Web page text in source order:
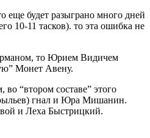
еще будет разыграно много дней
10-11 тасков). то эта ошибка не
то Юрием Видичем
Монет Авену.
во “втором составе” этого
гнал и Юра Мишанин.
и Леха Быстрицкий.